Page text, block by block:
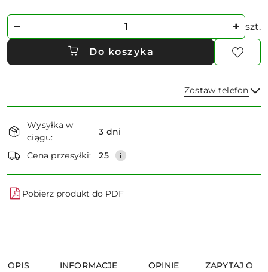
Ilość szt.
Do koszyka
Zostaw telefon
i
dostawa
Wysyłka w
ciągu:
3 dni
Cena przesyłki: 25
Pobierz produkt do PDF
OPIS
INFORMACJE
OPINIE
ZAPYTAJ O